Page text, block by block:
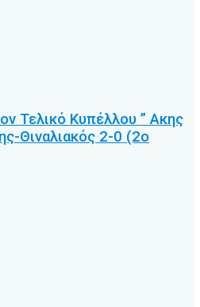
Τελικό Κυπέλλου ” Ακης
Θιναλιακός 2-0 (2ο